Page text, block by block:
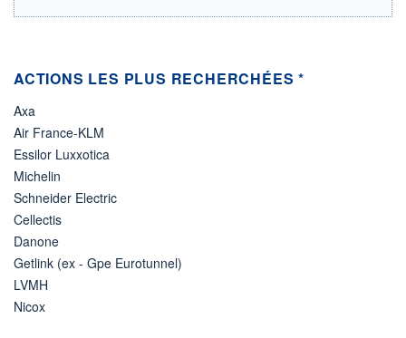
ACTIONS LES PLUS RECHERCHÉES *
Axa
Air France-KLM
Essilor Luxxotica
Michelin
Schneider Electric
Cellectis
Danone
Getlink (ex - Gpe Eurotunnel)
LVMH
Nicox